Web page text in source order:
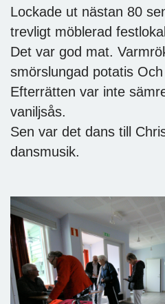
Lockade ut nästan 80
trevligt möblerad
Det var god mat.
smörslungad potatis
Efterrätten var inte
vaniljsås.
Sen var det dans till
dansmusik.